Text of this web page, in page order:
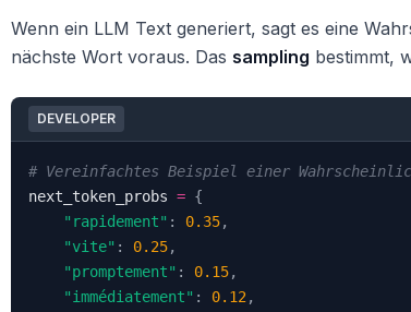
Wenn ein LLM Text generiert, sagt es eine
nächste Wort voraus. Das sampling bestimmt,
DEVELOPER
# Vereinfachtes Beispiel einer
next_token_probs = {
"rapidement" : 0.35,
"vite" : 0.25,
"promptement" : 0.15,
"immédiatement" : 0.12 ,